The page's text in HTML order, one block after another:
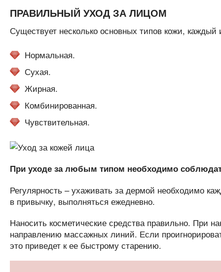
ПРАВИЛЬНЫЙ УХОД ЗА ЛИЦОМ
Существует несколько основных типов кожи, каждый
Нормальная.
Сухая.
Жирная.
Комбинированная.
Чувствительная.
При уходе за любым типом необходимо
Регулярность – ухаживать за дермой необходимо
в привычку, выполняться ежедневно.
Наносить косметические средства правильно. При
направлению массажных линий. Если
это приведет к ее быстрому старению.